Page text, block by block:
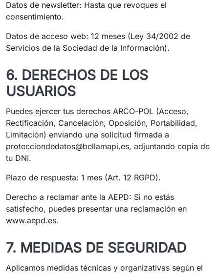
Datos de newsletter: Hasta que revoques el
consentimiento.
Datos de acceso web: 12 meses (Ley 34/2002 de
Servicios de la Sociedad de la Información).
6. DERECHOS DE LOS
USUARIOS
Puedes ejercer tus derechos ARCO-POL (Acceso,
Rectificación, Cancelación, Oposición, Portabilidad,
Limitación) enviando una solicitud firmada a
protecciondedatos@bellamapi.es, adjuntando copia de
tu DNI.
Plazo de respuesta: 1 mes (Art. 12 RGPD).
Derecho a reclamar ante la AEPD: Si no estás
satisfecho, puedes presentar una reclamación en
www.aepd.es.
7. MEDIDAS DE SEGURIDAD
Aplicamos medidas técnicas y organizativas según el